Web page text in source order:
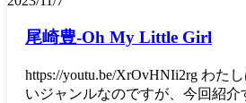
尾崎豊-Oh My Little Girl
https://youtu.be/XrOvHNIi2rg わた
いジャンルなのですが、今回紹介